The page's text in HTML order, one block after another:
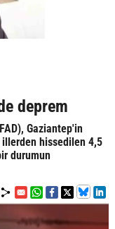
deprem
Gaziantep'in
illerden hissedilen 4,5
durumun